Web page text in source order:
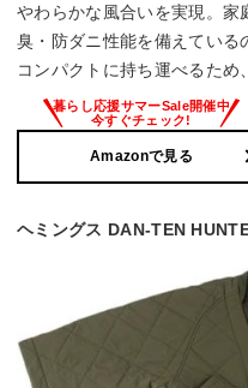
やわらかな風合いを実現。家
臭・防ダニ性能を備えている
コンパクトに持ち運べるため
Amazonで見る
ヘミングス DAN-TEN